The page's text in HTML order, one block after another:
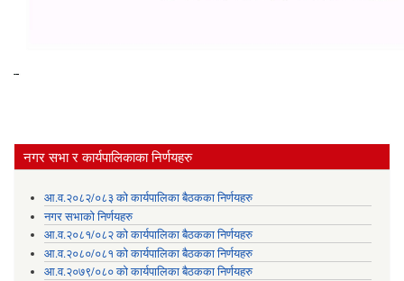
नगर सभा र कार्यपालिकाका निर्णयहरु
आ.व.२०८२/०८३ को कार्यपालिका बैठकका निर्णयहरु
नगर सभाको निर्णयहरु
आ.व.२०८१/०८२ को कार्यपालिका बैठकका निर्णयहरु
आ.व.२०८०/०८१ को कार्यपालिका बैठकका निर्णयहरु
आ.व.२०७९/०८० को कार्यपालिका बैठकका निर्णयहरु